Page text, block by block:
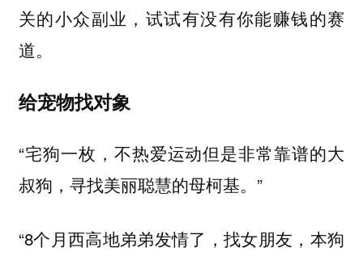
关的小众副业，试试有没有你能赚钱的赛
道。
给宠物找对象
“宅狗一枚，不热爱运动但是非常靠谱的大
叔狗，寻找美丽聪慧的母柯基。”
“8个月西高地弟弟发情了，找女朋友，本狗